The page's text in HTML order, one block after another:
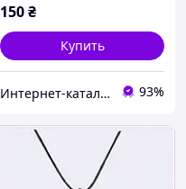
150₴
Купить
Интернет-каталог скидок "Гривна Маркет" 93%